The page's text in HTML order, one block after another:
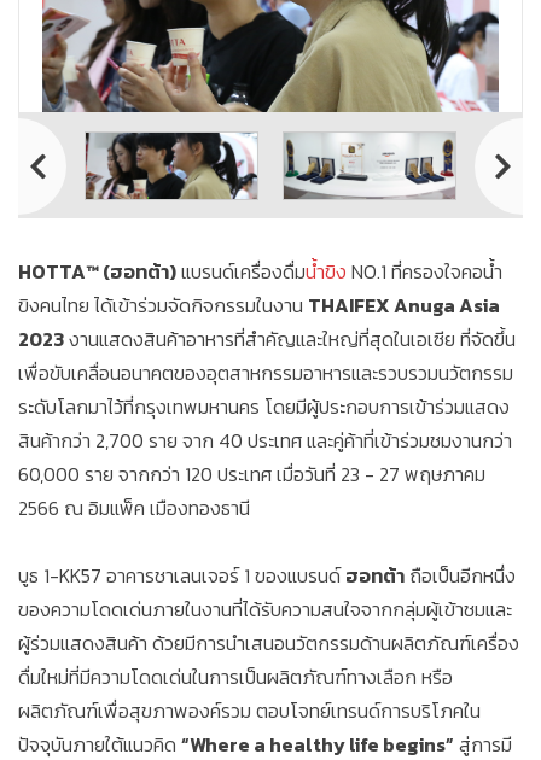
HOTTA™ (ฮอทต้า)แบรนด์เครื่องดื่มน้ำขิง NO.1 ที่ครองใจคอน้ำ
ขิงคนไทย ได้เข้าร่วมจัดกิจกรรมในงาน THAIFEX Anuga Asia
2023งานแสดงสินค้าอาหารที่สำคัญและใหญ่ที่สุดในเอเซีย ที่จัดขึ้น
เพื่อขับเคลื่อนอนาคตของอุตสาหกรรมอาหารและรวบรวมนวัตกรรม
ระดับโลกมาไว้ที่กรุงเทพมหานคร โดยมีผู้ประกอบการเข้าร่วมแสดง
สินค้ากว่า 2,700 ราย จาก 40 ประเทศ และคู่ค้าที่เข้าร่วมชมงานกว่า
60,000 ราย จากกว่า 120 ประเทศ เมื่อวันที่ 23 - 27 พฤษภาคม
2566 ณ อิมแพ็ค เมืองทองธานี
บูธ 1-KK57 อาคารชาเลนเจอร์ 1 ของแบรนด์ฮอทต้า ถือเป็นอีกหนึ่ง
ของความโดดเด่นภายในงานที่ได้รับความสนใจจากกลุ่มผู้เข้าชมและ
ผู้ร่วมแสดงสินค้า ด้วยมีการนำเสนอนวัตกรรมด้านผลิตภัณฑ์เครื่อง
ดื่มใหม่ที่มีความโดดเด่นในการเป็นผลิตภัณฑ์ทางเลือก หรือ
ผลิตภัณฑ์เพื่อสุขภาพองค์รวม ตอบโจทย์เทรนด์การบริโภคใน
ปัจจุบันภายใต้แนวคิด “Where a healthy life begins” สู่การมี